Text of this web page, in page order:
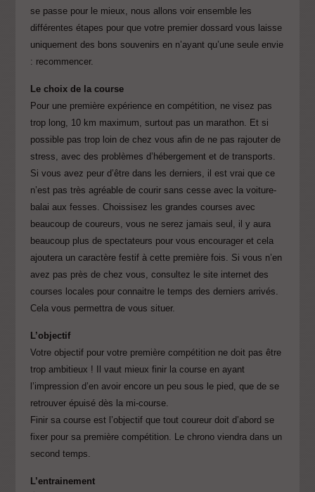
se passe pour le mieux, nous allons voir ensemble les
différentes étapes pour que votre premier dossard vous laisse
uniquement des bons souvenirs en n’ayant qu’une seule envie
: recommencer.
Le choix de la course
Pour une première expérience en compétition, ne visez pas
trop long, 10 km maximum, surtout pas un marathon. Et si
possible pas trop loin de chez vous afin de ne pas rajouter de
stress, avec des problèmes d’hébergement et de transports.
Si vous avez peur d’être dans les derniers, il est vrai que ce
n’est pas très agréable de courir sans cesse avec la voiture-
balai aux fesses. Choissisez les grandes courses avec
beaucoup de coureurs, vous ne serez jamais seul, il y aura
beaucoup plus de spectateurs pour vous encourager et cela
ajoutera un caractère festif à cette première fois. Si vous n’en
avez pas près de chez vous, consultez le site internet des
courses locales pour connaitre le temps des derniers arrivés.
Cela vous permettra de vous situer.
L’objectif
Votre objectif pour votre première compétition ne doit pas être
trop ambitieux ! Il vaut mieux finir la course en ayant
l’impression d’en avoir encore un peu sous le pied, que de se
retrouver épuisé dès la mi-course.
Finir sa course est l’objectif que tout coureur doit d’abord se
fixer pour sa première compétition. Le chrono viendra dans un
second temps.
L’entrainement